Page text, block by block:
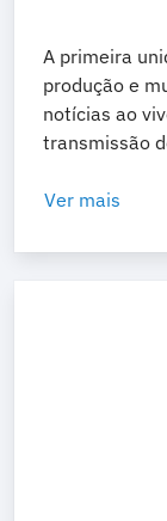
A primeira
produção e
notícias ao
transmissão
nativas.
Ver mais